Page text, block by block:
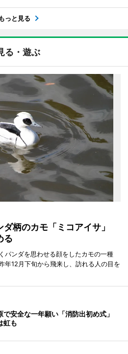
もっと見る
る・遊ぶ
ダ柄のカモ「ミコアイサ」
る
パンダを思わせる顔をしたカモの一種
年12月下旬から飛来し、訪れる人の目を
で安全な一年願い「消防出初め式」
虹も